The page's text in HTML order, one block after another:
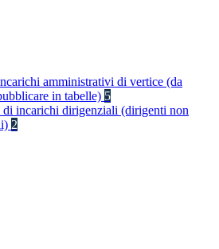
amministrativi di vertice (da
in tabelle) 5
incarichi dirigenziali (dirigenti non
2